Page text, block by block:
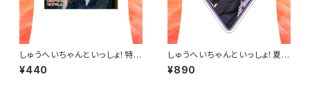
しゅうへいちゃんといっしょ！特典
アザー2L判ブロマイド（佐々木
喜英）
¥440
しゅうへいちゃんといっしょ！夏季
限定アクリルチャーム（佐々木喜
英）
¥890